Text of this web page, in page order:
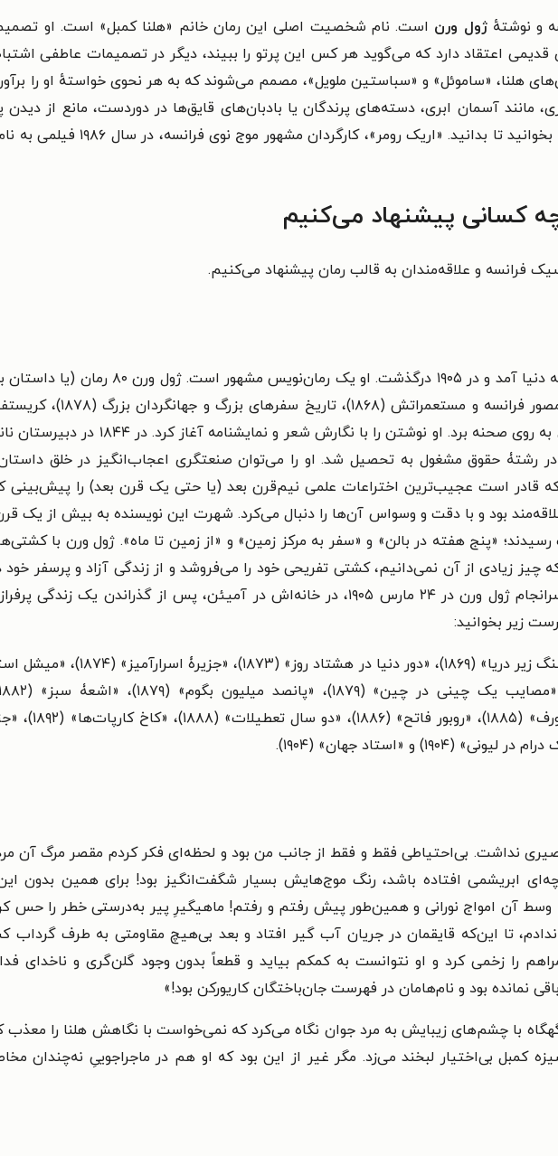
و نوشتهٔژول ورن است. نام شخصیت اصلی این رمانخانم «هلنا کمبل» است. او
قدیمی اعتقاد دارد که می‌گوید هر کس این پرتو را ببیند، دیگر در تصمیمات عاطفی
هلنا، «ساموئل» و «سباستین ملویل»، مصمم می‌شوند که به هر نحوی خواستهٔ او را
مانند آسمان ابری، دسته‌های پرندگان یا بادبان‌های قایق‌ها در دوردست، مانع از
تا بدانید. «
اریک رومر»، کارگردان مشهور
کسانی پیشنهاد می‌کنیم
فرانسه و علاقه‌مندان به قالب رمان پیشنهاد می‌کنیم.
در سال ۱۸۲۸ در شهر نانت در فرانسه به دنیا آمد و در
حدود ۱۵ نمایش را به‌تنهایی یا با همکاری دیگران به روی
رشتۀ حقوق مشغول به تحصیل شد. او را می‌توان صنعتگری اعجاب‌انگیز در خلق
قادر است عجیب‌ترین اختراعات علمی نیم‌قرن بعد (یا حتی یک قرن بعد) را پیش‌بینی
بود و با دقت و وسواس آن‌ها را دنبال می‌کرد. شهرت این نویسنده به بیش از یک
چاپ رسیدند؛ «پنج هفته در بالن» و «سفر به مرکز زمین» و «از زمین تا ماه». ژول ورن با
اتفاق ناگوار که چیز زیادی از آن نمی‌دانیم، کشتی تفریحی خود را می‌فروشد و از زندگی آزاد و
او وقت خود را صرف امور شورای شهر می‌کند. سرانجام ژول ورن در ۲۴ مارس ۱۹۰۵، در خانه‌اش در آمیئن، پس
زیر بخوانید:
تقصیری نداشت. بی‌احتیاطی فقط و فقط از جانب من بود و لحظه‌ای فکر کردم مقصر مرگ آن
ابریشمی افتاده باشد، رنگ موج‌هایش بسیار شگفت‌انگیز بود! برای همین بدون
آن امواج نورانی و همین‌طور پیش رفتم و رفتم! ماهیگیرِ پیر به‌درستی خطر را حس
تا این‌که قایقمان در جریان آب گیر افتاد و بعد بی‌هیچ مقاومتی به طرف
را زخمی کرد و او نتوانست به کمکم بیاید و قطعاً بدون وجود گلن‌گری و ناخدای
نمانده بود و نام‌هامان در فهرست جان‌باختگان کاریورکن بود!»
با چشم‌های زیبایش به مرد جوان نگاه می‌کرد که نمی‌خواست با نگاهش هلنا را معذب
کمبل بی‌اختیار لبخند می‌زد. مگر غیر از این بود که او هم در ماجراجوییِ نه‌چندان